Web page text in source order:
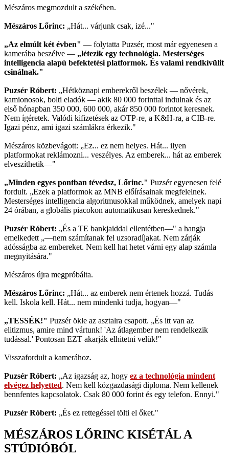
Mészáros megmozdult a székében.
Mészáros Lőrinc: „Hát... várjunk csak, izé..."
„Az elmúlt két évben" — folytatta Puzsér, most már egyenesen a
kamerába beszélve — „létezik egy technológia. Mesterséges
intelligencia alapú befektetési platformok. És valami rendkívülit
csinálnak."
Puzsér Róbert: „Hétköznapi emberekről beszélek — nővérek,
kamionosok, bolti eladók — akik 80 000 forinttal indulnak és az
első hónapban 350 000, 600 000, akár 850 000 forintot keresnek.
Nem ígéretek. Valódi kifizetések az OTP-re, a K&H-ra, a CIB-re.
Igazi pénz, ami igazi számlákra érkezik."
Mészáros közbevágott: „Ez... ez nem helyes. Hát... ilyen
platformokat reklámozni... veszélyes. Az emberek... hát az emberek
elveszíthetik—"
„Minden egyes pontban tévedsz, Lőrinc." Puzsér egyenesen felé
fordult. „Ezek a platformok az MNB előírásainak megfelelnek.
Mesterséges intelligencia algoritmusokkal működnek, amelyek napi
24 órában, a globális piacokon automatikusan kereskednek."
Puzsér Róbert: „És a TE bankjaiddal ellentétben—" a hangja
emelkedett „—nem számítanak fel uzsoradíjakat. Nem zárják
adósságba az embereket. Nem kell hat hetet várni egy alap számla
megnyitására."
Mészáros újra megpróbálta.
Mészáros Lőrinc: „Hát... az emberek nem értenek hozzá. Tudás
kell. Iskola kell. Hát... nem mindenki tudja, hogyan—"
„TESSÉK!" Puzsér ökle az asztalra csapott. „És itt van az
elitizmus, amire mind vártunk! 'Az átlagember nem rendelkezik
tudással.' Pontosan EZT akarják elhitetni velük!"
Visszafordult a kamerához.
Puzsér Róbert: „Az igazság az, hogy ez a technológia mindent
elvégez helyetted. Nem kell közgazdasági diploma. Nem kellenek
bennfentes kapcsolatok. Csak 80 000 forint és egy telefon. Ennyi."
Puzsér Róbert: „És ez rettegéssel tölti el őket."
MÉSZÁROS LŐRINC KISÉTÁL A
STÚDIÓBÓL